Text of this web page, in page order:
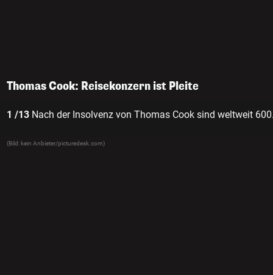
Thomas Cook: Reisekonzern ist Pleite
1 /13 Nach der Insolvenz von Thomas Cook sind weltweit
(Bild: kein Anbieter/picturedesk.com)